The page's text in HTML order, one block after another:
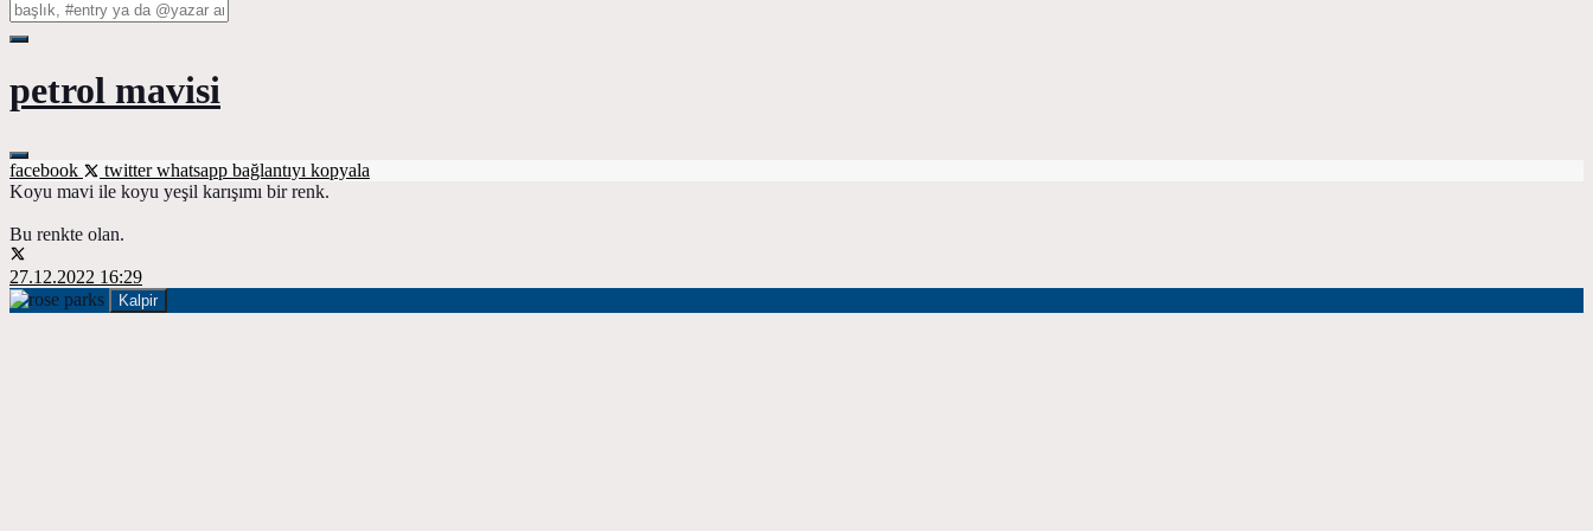
petrol mavisi
facebook twitterwhatsapp bağlantıyı kopyala
Koyu mavi ile koyu yeşil karışımı bir renk.
Bu renkte olan.
27.12.2022 16:29
Kalpir